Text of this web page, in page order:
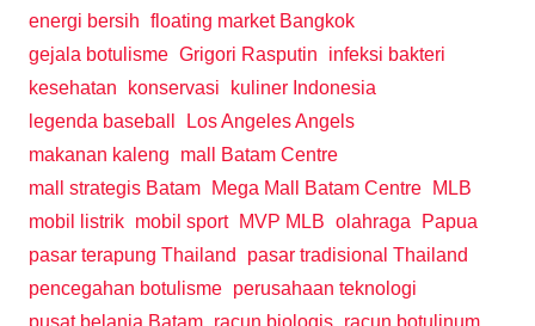
energi bersih floating market Bangkok
gejala botulisme Grigori Rasputin
infeksi bakteri
kesehatan
konservasi
kuliner Indonesia
legenda baseball
Los Angeles Angels
makanan kaleng
mall Batam Centre
mall strategis Batam
Mega Mall Batam Centre
MLB
mobil listrik mobil sport MVP MLB olahraga
Papua
pasar terapung Thailand
pasar tradisional Thailand
pencegahan botulisme perusahaan teknologi